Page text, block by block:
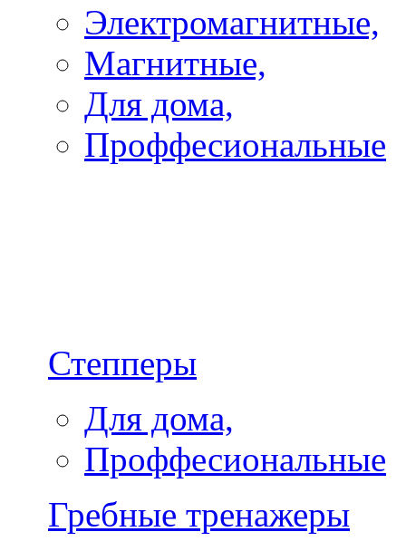
Электромагнитные,
Магнитные,
Для дома,
Проффесиональные
Степперы
Для дома,
Проффесиональные
Гребные тренажеры